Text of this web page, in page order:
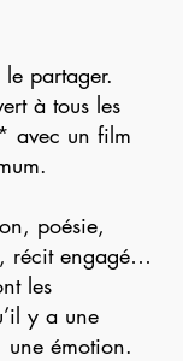
le partager.
à tous les
avec un film
poésie,
récit engagé…
les
y a une
émotion.